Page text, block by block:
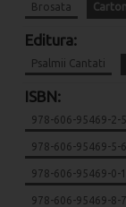
Brosata
Editura:
Psalmii Cantati
ISBN:
978-606-95469-2-5
978-606-95469-5-6
978-606-95469-0-1
978-606-95469-8-7